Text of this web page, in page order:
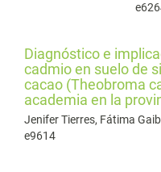
Diagnóstico e
cadmio en suelo de
cacao (Theobroma
academia en la
Jenifer Tierres, Fátima
e9614